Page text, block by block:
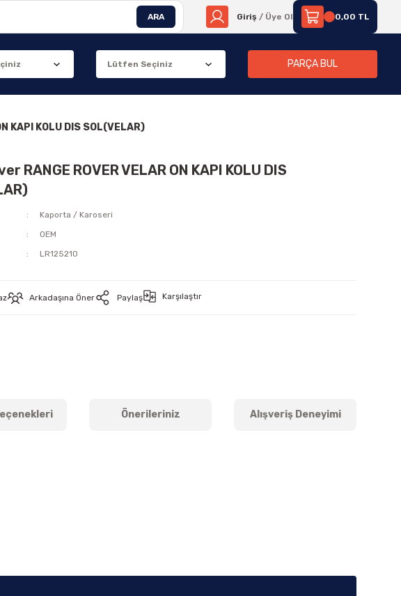
ARA Giriş / Üye Ol 0,00 TL
PARÇA BUL
KAPI KOLU DIS SOL(VELAR)
RANGE ROVER VELAR ON KAPI KOLU DIS
Kaporta / Karoseri
OEM
LR125210
Arkadaşına Öner Paylaş Karşılaştır
Önerileriniz Alışveriş Deneyimi